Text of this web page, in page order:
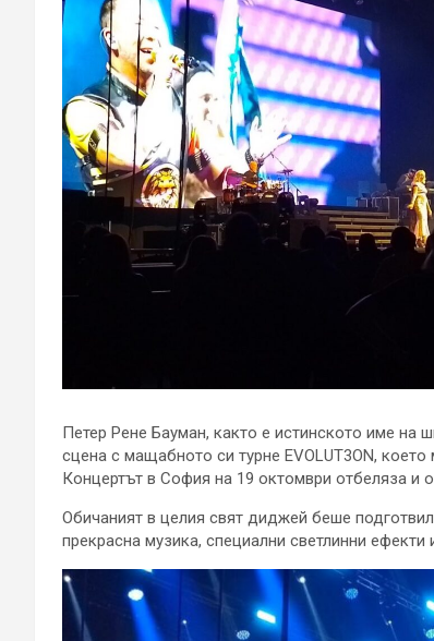
Петер Рене Бауман, както е истинското име на
сцена с мащабното си турне EVOLUT3ON,
Концертът в София на 19 октомври отбеляза и
Обичаният в целия свят диджей беше
прекрасна музика, специални светлинни ефекти